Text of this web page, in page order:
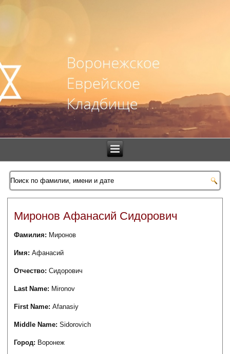
Миронов Афанасий Сидорович
Фамилия: Миронов
Имя:Афанасий
Отчество:Сидорович
Last Name: Mironov
First Name:Afanasiy
Middle Name:Sidorovich
Город: Воронеж